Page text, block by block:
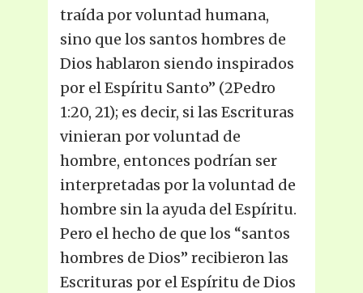
traída por voluntad humana,
sino que los santos hombres de
Dios hablaron siendo inspirados
por el Espíritu Santo” (2Pedro
1:20, 21); es decir, si las Escrituras
vinieran por voluntad de
hombre, entonces podrían ser
interpretadas por la voluntad de
hombre sin la ayuda del Espíritu.
Pero el hecho de que los “santos
hombres de Dios” recibieron las
Escrituras por el Espíritu de Dios